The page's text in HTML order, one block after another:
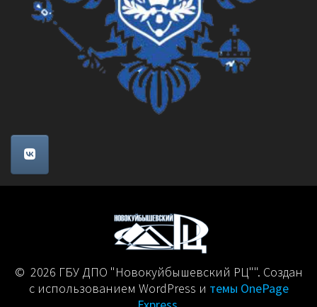
© 2026 ГБУ ДПО "Новокуйбышевский РЦ"". Создан
с использованием WordPress и темы OnePage